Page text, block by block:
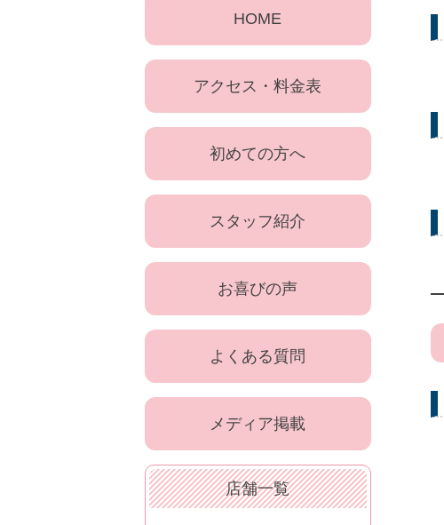
HOME
アクセス・料金表
初めての方へ
スタッフ紹介
お喜びの声
よくある質問
メディア掲載
店舗一覧